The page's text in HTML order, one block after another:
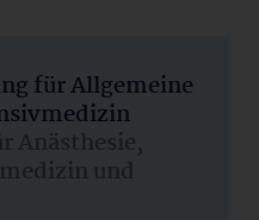
für Allgemeine
Anästhesie,
und